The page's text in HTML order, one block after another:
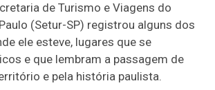
de Turismo e Viagens do
(Setur-SP) registrou alguns dos
ele esteve, lugares que se
e que lembram a passagem de
e pela história paulista.